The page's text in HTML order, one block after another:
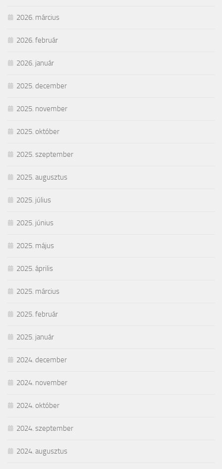
2026. március
2026. február
2026. január
2025. december
2025. november
2025. október
2025. szeptember
2025. augusztus
2025. július
2025. június
2025. május
2025. április
2025. március
2025. február
2025. január
2024. december
2024. november
2024. október
2024. szeptember
2024. augusztus